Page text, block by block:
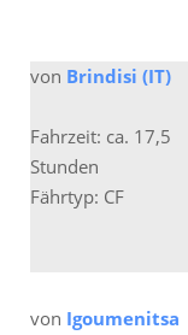
von Brindisi (IT)
Fahrzeit: ca. 17,5
Stunden
Fährtyp: CF
von Igoumenitsa